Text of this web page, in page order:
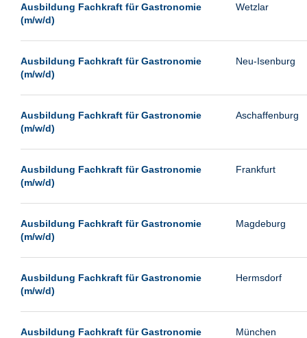
Laatzen
Leipzig
Magdeburg
Mannheim
Neubrandenburg
Neumünster
Ausbildung Fachkraft für Gastronomie
(m/w/d)
Wetzlar
Ausbildung Fachkraft für Gastronomie
(m/w/d)
Neu-Isenburg
Ausbildung Fachkraft für Gastronomie
(m/w/d)
Aschaffenburg
Ausbildung Fachkraft für Gastronomie
(m/w/d)
Frankfurt
Ausbildung Fachkraft für Gastronomie
(m/w/d)
Magdeburg
Ausbildung Fachkraft für Gastronomie
(m/w/d)
Hermsdorf
Ausbildung Fachkraft für Gastronomie
München